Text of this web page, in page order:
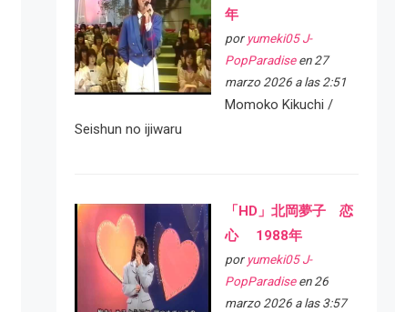
年
por yumeki05 J-
PopParadiseen 27
marzo 2026 a las 2:51
Momoko Kikuchi /
Seishun no ijiwaru
「HD」北岡夢子 恋
心 1988年
por yumeki05 J-
PopParadiseen 26
marzo 2026 a las 3:57